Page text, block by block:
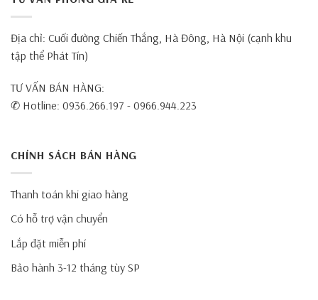
Địa chỉ: Cuối đường Chiến Thắng, Hà Đông, Hà Nội (cạnh khu
tập thể Phát Tín)
TƯ VẤN BÁN HÀNG:
✆ Hotline: 0936.266.197 - 0966.944.223
CHÍNH SÁCH BÁN HÀNG
Thanh toán khi giao hàng
Có hỗ trợ vận chuyển
Lắp đặt miễn phí
Bảo hành 3-12 tháng tùy SP